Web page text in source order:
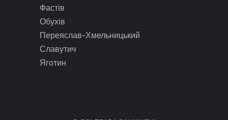
Фастів
Обухів
Переяслав-Хмельницький
Славутич
Яготин